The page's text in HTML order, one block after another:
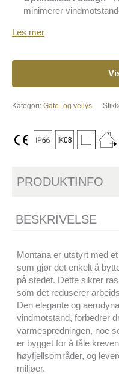
minimerer
Les mer
Kategori: Gate- og veilys
PRODUKTINFO
BESKRIVELSE
Montana er utstyrt med
som gjør det enkelt å
på stedet. Dette sikrer
som det reduserer
Den elegante og
vindmotstand, forbedrer
varmespredningen, noe
er bygget for å tåle
høyfjellsområder, og
miljøer.